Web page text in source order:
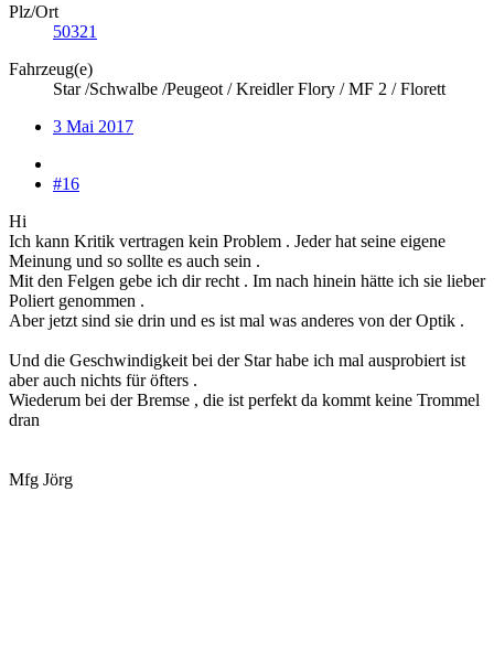
Plz/Ort
50321
Fahrzeug(e)
Star /Schwalbe /Peugeot / Kreidler Flory / MF 2 / Florett
3 Mai 2017
#16
Hi
Ich kann Kritik vertragen kein Problem . Jeder hat seine eigene
Meinung und so sollte es auch sein .
Mit den Felgen gebe ich dir recht . Im nach hinein hätte ich sie lieber
Poliert genommen .
Aber jetzt sind sie drin und es ist mal was anderes von der Optik .
Und die Geschwindigkeit bei der Star habe ich mal ausprobiert ist
aber auch nichts für öfters .
Wiederum bei der Bremse , die ist perfekt da kommt keine Trommel
dran
Mfg Jörg